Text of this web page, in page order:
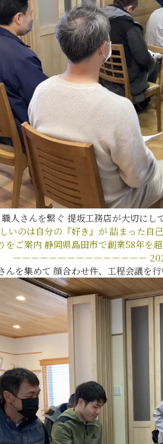
人さんを繋ぐ 提坂工務店が大切に
いのは自分の『好き』が詰まった自
をご案内 静岡県島田市で創業58年を
－－－－－－－－－－－－－－－
んを集めて 顔合わせ件、工程会議を行